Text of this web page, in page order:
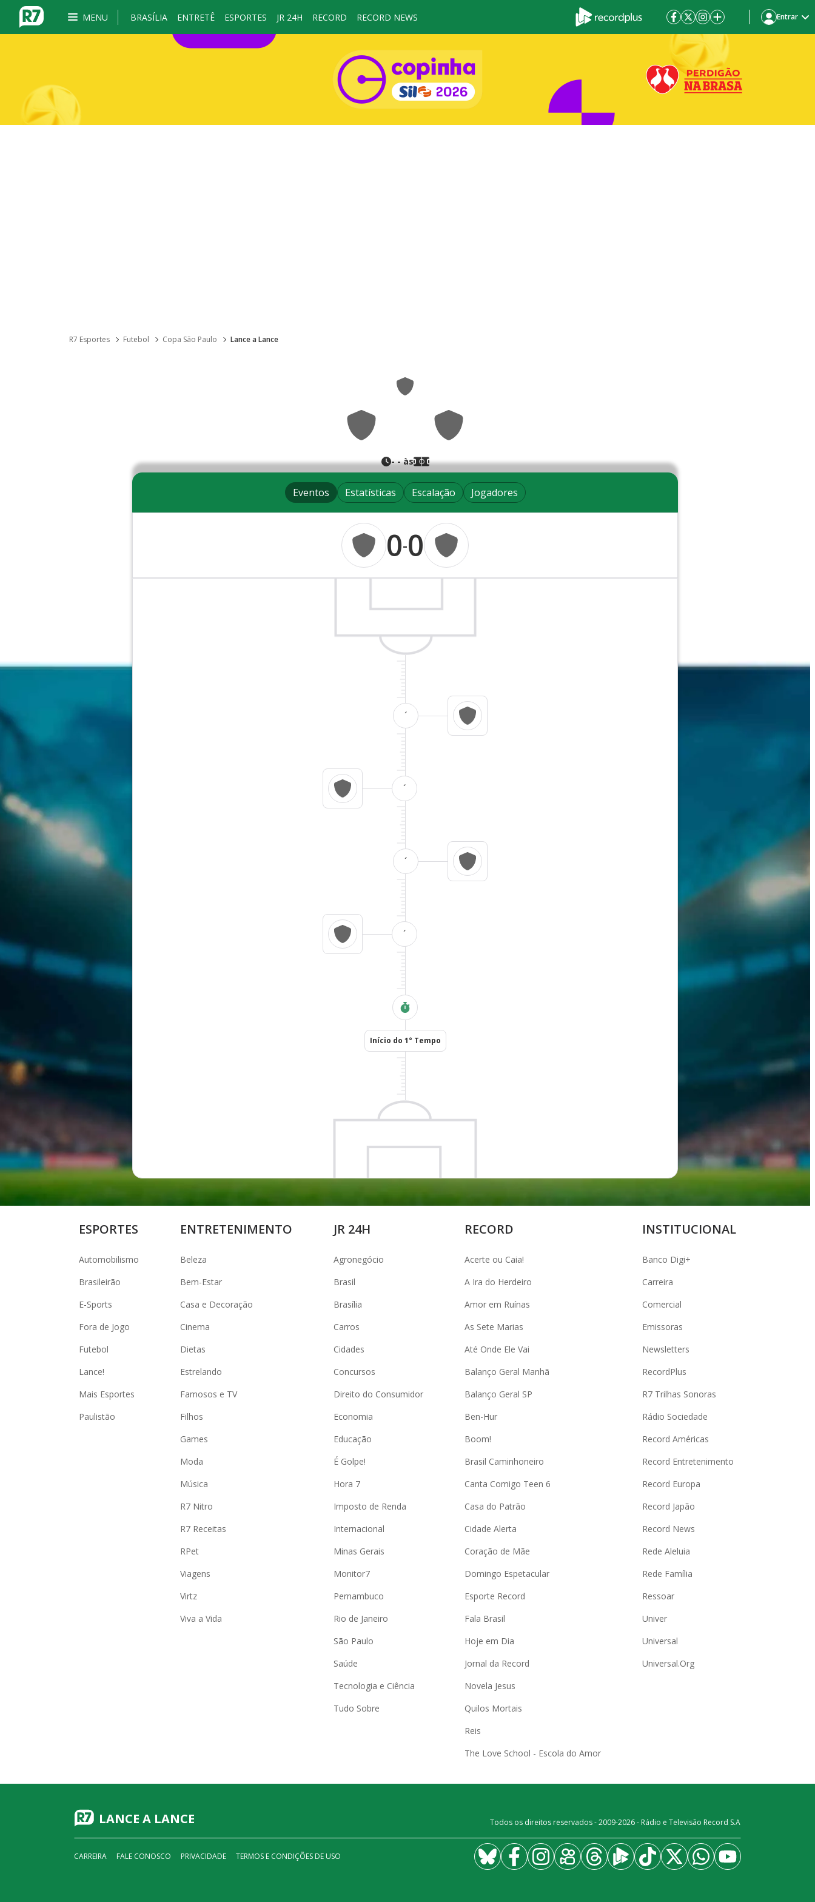
MENU BRASÍLIA ENTRETÊ ESPORTES JR 24H RECORD RECORD NEWS Entrar
R7 Esportes Futebol Copa São Paulo Lance a Lance
-- às
Eventos Estatísticas Escalação Jogadores
0-0
´
´
´
´
Início do 1° Tempo
ESPORTES
Automobilismo
Brasileirão
E-Sports
Fora de Jogo
Futebol
Lance!
Mais Esportes
Paulistão
ENTRETENIMENTO
Beleza
Bem-Estar
Casa e Decoração
Cinema
Dietas
Estrelando
Famosos e TV
Filhos
Games
Moda
Música
R7 Nitro
R7 Receitas
RPet
Viagens
Virtz
Viva a Vida
JR 24H
Agronegócio
Brasil
Brasília
Carros
Cidades
Concursos
Direito do Consumidor
Economia
Educação
É Golpe!
Hora 7
Imposto de Renda
Internacional
Minas Gerais
Monitor7
Pernambuco
Rio de Janeiro
São Paulo
Saúde
Tecnologia e Ciência
Tudo Sobre
RECORD
Acerte ou Caia!
A Ira do Herdeiro
Amor em Ruínas
As Sete Marias
Até Onde Ele Vai
Balanço Geral Manhã
Balanço Geral SP
Ben-Hur
Boom!
Brasil Caminhoneiro
Canta Comigo Teen 6
Casa do Patrão
Cidade Alerta
Coração de Mãe
Domingo Espetacular
Esporte Record
Fala Brasil
Hoje em Dia
Jornal da Record
Novela Jesus
Quilos Mortais
Reis
The Love School - Escola do Amor
INSTITUCIONAL
Banco Digi+
Carreira
Comercial
Emissoras
Newsletters
RecordPlus
R7 Trilhas Sonoras
Rádio Sociedade
Record Américas
Record Entretenimento
Record Europa
Record Japão
Record News
Rede Aleluia
Rede Família
Ressoar
Univer
Universal
Universal.Org
LANCE A LANCE Todos os direitos reservados - 2009-2026- Rádio e Televisão Record S.A
CARREIRA FALE CONOSCO PRIVACIDADE TERMOS E CONDIÇÕES DE USO